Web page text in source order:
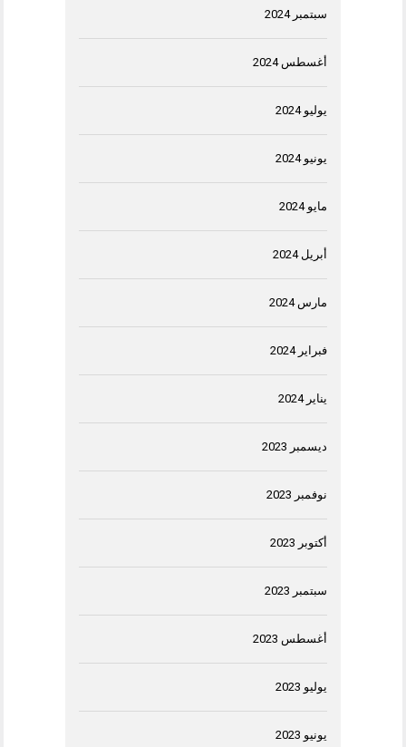
سبتمبر 2024
أغسطس 2024
يوليو 2024
يونيو 2024
مايو 2024
أبريل 2024
مارس 2024
فبراير 2024
يناير 2024
ديسمبر 2023
نوفمبر 2023
أكتوبر 2023
سبتمبر 2023
أغسطس 2023
يوليو 2023
يونيو 2023